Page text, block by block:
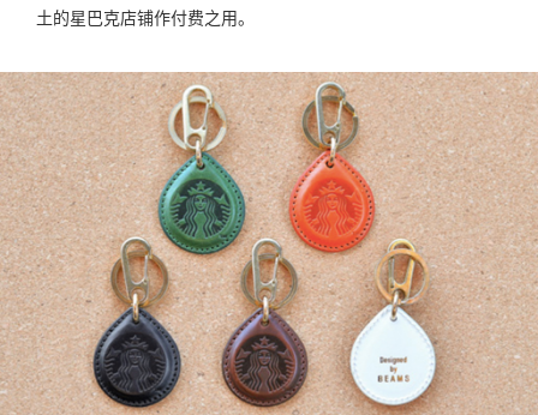
土的星巴克店铺作付费之用。